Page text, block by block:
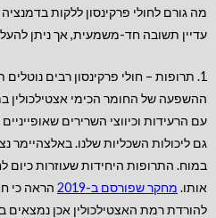
מה גורם לחולי פרקינסון ללקות
עדיין תשובה חד-משמעית, אך ניתן
1. תרופות – חולי פרקינסון רבים
ההשפעה של החומר הכימי אצטילכולין
עם הרעידות וכיווצי השרירים
גם ליכולות השכליות שלנו. באלצהיימר
במוח. התרופות היחידות שעוזרות כיום
אותו. מחקר שפורסם ב-2019
הראה כי
להורדת רמת האצטילכולין אכן נמצאים